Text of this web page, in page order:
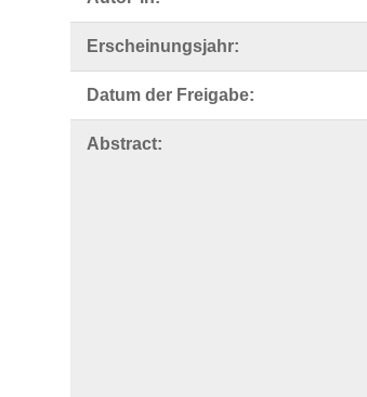
Erscheinungsjahr:
Datum der Freigabe:
Abstract: